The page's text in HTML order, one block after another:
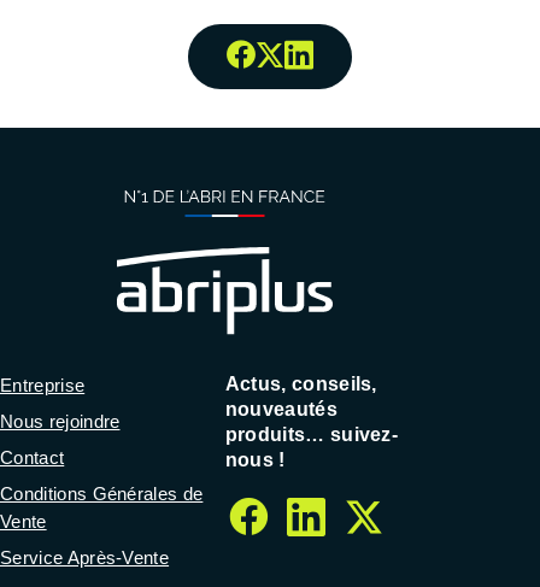
Partager surFacebook
Partager surTwitter
Partager
Entreprise
Nous rejoindre
Contact
Conditions Générales de
Vente
Service Après-Vente
Actus, conseils,
nouveautés
produits… suivez-
nous !
facebook
linkedin
twitter